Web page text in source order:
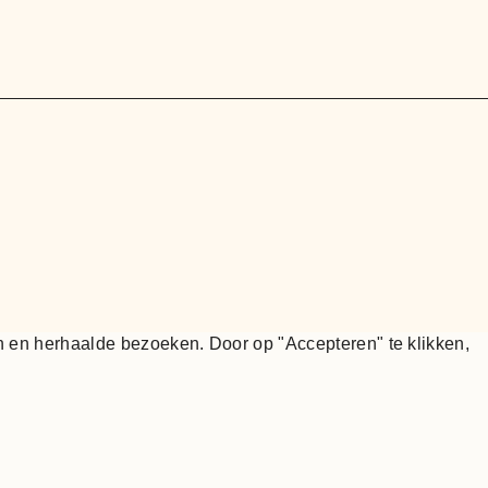
herhaalde bezoeken. Door op "Accepteren" te klikken,